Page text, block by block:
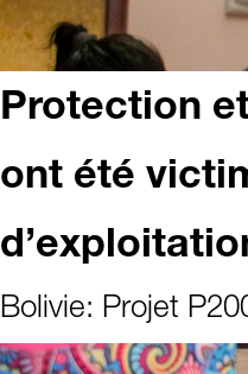
Protection
ont été
Bolivie: Projet